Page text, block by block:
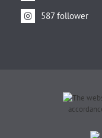
587 follower